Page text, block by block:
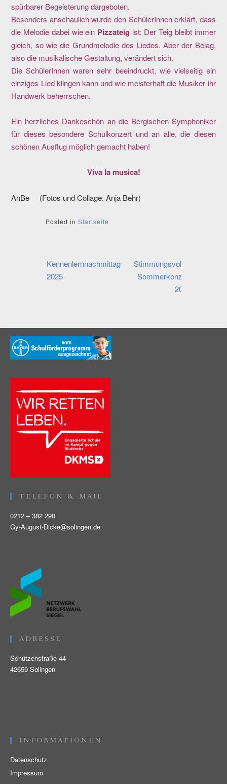
spürbarer Begeisterung dargeboten.
Besonders anschaulich wurde den SchülerInnen erklärt, dass
die Melodie dabei wie ein Pizzateig ist: Der Teig bleibt immer
gleich, so wie die Grundmelodie des Liedes. Aber der Belag,
also die musikalische Gestaltung, verändert sich.
Die SchülerInnen waren sehr beeindruckt, wie vielseitig ein
einziges Lied klingen kann und wie meisterhaft die Musiker ihr
Handwerk beherrschen.
Ein herzliches Dankeschön an die Bergischen Symphoniker
für dieses besondere Schulkonzert und an alle, die diesen
schönen Ausflug möglich gemacht haben!
Viva la musica!
AnBe (Fotos und Collage: Anja Behr)
Posted in Startseite
Beitragsnavigation
Kennenlernnachmittag
2025
Stimmungsvolles
Sommerkonzert
2025
TELEFON & MAIL
0212 – 382 290
Gy-August-Dicke@solingen.de
ADRESSE
Schützenstraße 44
42659 Solingen
INFORMATIONEN
Datenschutz
Impressum